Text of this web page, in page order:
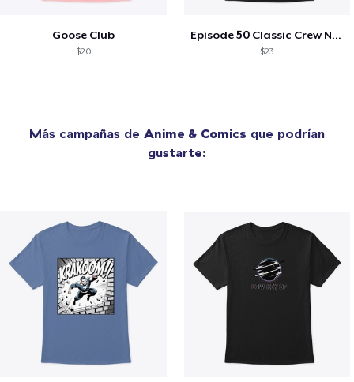
Goose Club
$20
Episode 50 Classic Crew Neck T-Shirt
$23
Más campañas de Anime & Comics que podrían
gustarte: